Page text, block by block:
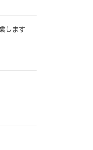
します️